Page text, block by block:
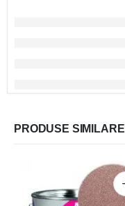
PRODUSE SIMILARE